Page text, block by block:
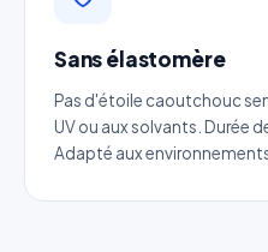
Sans élastomère
Pas d'étoile caoutchouc
UV ou aux solvants. Durée
Adapté aux